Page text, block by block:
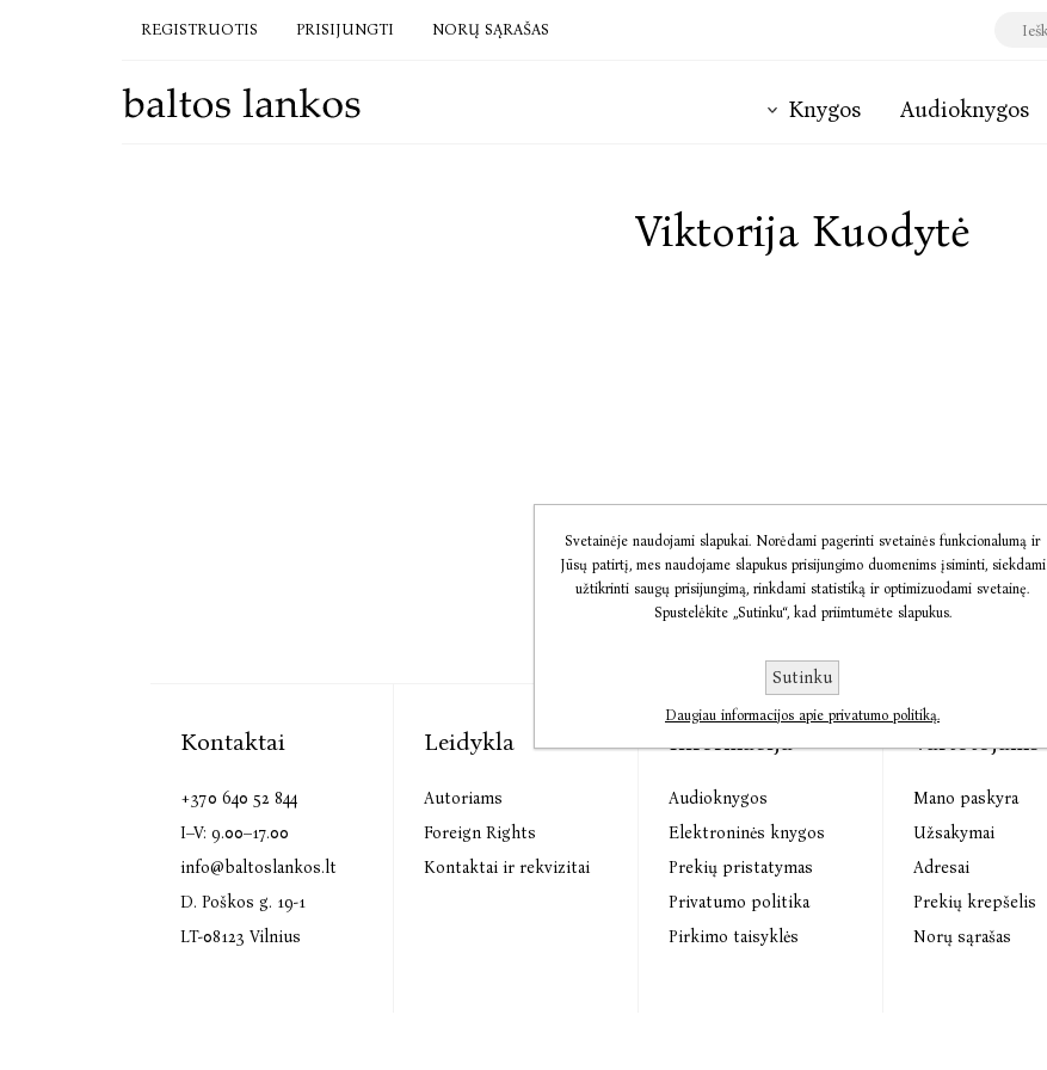
REGISTRUOTIS PRISIJUNGTI NORŲ SĄRAŠAS
Knygos Audioknygos
Viktorija Kuodytė
Kontaktai
+370 640 52 844
I–V: 9.00–17.00
info@baltoslankos.lt
D. Poškos g. 19-1
LT-08123 Vilnius
Leidykla
Autoriams
Foreign Rights
Kontaktai ir rekvizitai
Informacija
Audioknygos
Elektroninės knygos
Prekių pristatymas
Privatumo politika
Pirkimo taisyklės
Vartotojams
Mano paskyra
Užsakymai
Adresai
Prekių krepšelis
Norų sąrašas
Svetainėje naudojami slapukai. Norėdami pagerinti svetainės funkcionalumą ir
Jūsų patirtį, mes naudojame slapukus prisijungimo duomenims įsiminti, siekdami
užtikrinti saugų prisijungimą, rinkdami statistiką ir optimizuodami svetainę.
Spustelėkite „Sutinku“, kad priimtumėte slapukus.
Sutinku
Daugiau informacijos apie privatumo politiką.